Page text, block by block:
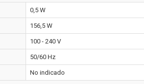
0,5 W
156,5 W
100 - 240 V
50/60 Hz
No indicado